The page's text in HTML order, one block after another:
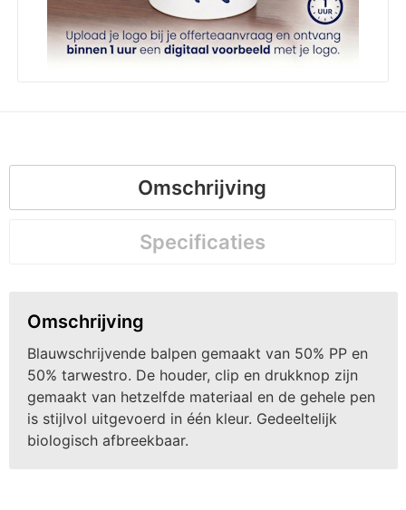
Omschrijving
Specificaties
Omschrijving
Blauwschrijvende balpen gemaakt van 50% PP en
50% tarwestro. De houder, clip en drukknop zijn
gemaakt van hetzelfde materiaal en de gehele pen
is stijlvol uitgevoerd in één kleur. Gedeeltelijk
biologisch afbreekbaar.